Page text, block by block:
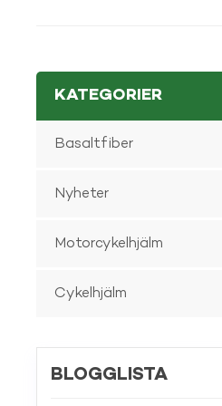
KATEGORIER
Basaltfiber
Nyheter
Motorcykelhjälm
Cykelhjälm
BLOGGLISTA